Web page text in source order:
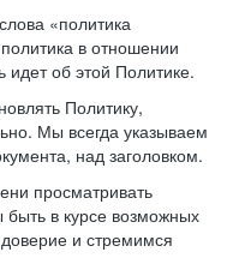
«политика
в отношении
об этой Политике.
Политику,
Мы всегда указываем
над заголовком.
просматривать
быть в курсе возможных
и стремимся